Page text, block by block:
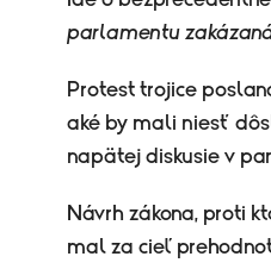
parlamentu
Protest trojice
aké by mali niesť
napätej diskusie v
Návrh zákona, proti
mal za cieľ